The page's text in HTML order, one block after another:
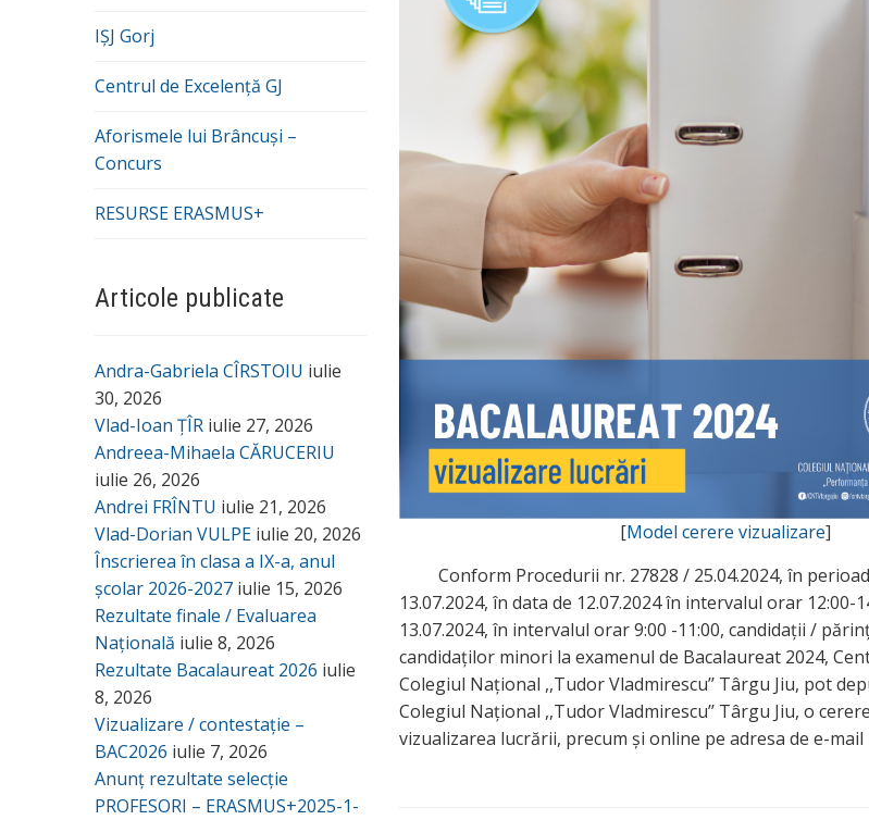
IȘJ Gorj
Centrul de Excelență GJ
Aforismele lui Brâncuși –
Concurs
RESURSE ERASMUS+
Articole publicate
Andra-Gabriela CÎRSTOIU iulie
30, 2026
Vlad-Ioan ȚÎR iulie 27, 2026
Andreea-Mihaela CĂRUCERIU
iulie 26, 2026
Andrei FRÎNTU iulie 21, 2026
Vlad-Dorian VULPE iulie 20, 2026
Înscrierea în clasa a IX-a, anul
școlar 2026-2027 iulie 15, 2026
Rezultate finale / Evaluarea
Națională iulie 8, 2026
Rezultate Bacalaureat 2026 iulie
8, 2026
Vizualizare / contestație –
BAC2026 iulie 7, 2026
Anunț rezultate selecție
PROFESORI – ERASMUS+2025-1-
[Model cerere vizualizare]
Conform Procedurii nr. 27828 / 25.04.2024, în
13.07.2024, în data de 12.07.2024 în intervalul orar 12:00-
13.07.2024, în intervalul orar 9:00 -11:00, candidații /
candidaților minori la examenul de Bacalaureat 2024,
Colegiul Național ,,Tudor Vladmirescu’’ Târgu Jiu, pot
Colegiul Național ,,Tudor Vladmirescu’’ Târgu Jiu, o
vizualizarea lucrării, precum și online pe adresa de e-mail